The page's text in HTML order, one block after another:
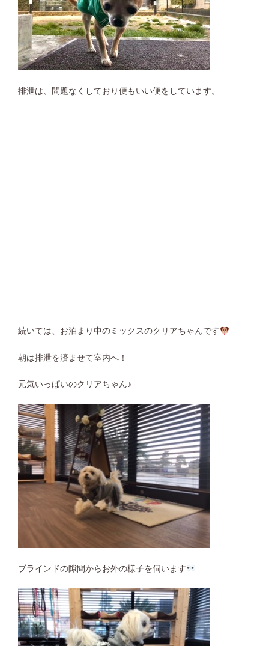
排泄は、問題なくしており便もいい便をしています。
続いては、お泊まり中のミックスのクリアちゃんです
朝は排泄を済ませて室内へ！
元気いっぱいのクリアちゃん♪
ブラインドの隙間からお外の様子を伺います